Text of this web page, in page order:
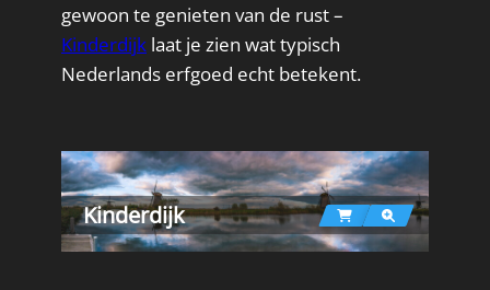
gewoon te genieten van de rust –
Kinderdijk laat je zien wat typisch
Nederlands erfgoed echt betekent.
Kinderdijk